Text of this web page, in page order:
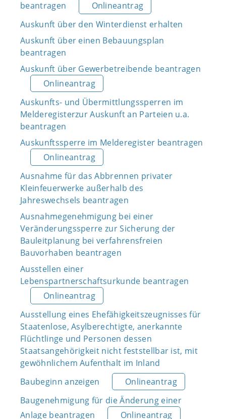
beantragen
Onlineantrag
Auskunft über den Winterdienst erhalten
Auskunft über einen Bebauungsplan
beantragen
Auskunft über Gewerbetreibende beantragen
Onlineantrag
Auskunfts- und Übermittlungssperren im
Melderegisterzur Auskunft an Parteien u.a.
beantragen
Auskunftssperre im Melderegister beantragen
Onlineantrag
Ausnahme für das Abbrennen privater
Kleinfeuerwerke außerhalb des
Jahreswechsels beantragen
Ausnahmegenehmigung bei einer
Veränderungssperre zur Sicherung der
Bauleitplanung bei verfahrensfreien
Bauvorhaben beantragen
Ausstellen einer
Lebenspartnerschaftsurkunde beantragen
Onlineantrag
Ausstellung eines Ehefähigkeitszeugnisses für
Staatenlose, Asylberechtigte, anerkannte
Flüchtlinge und Personen dessen
Staatsangehörigkeit nicht feststellbar ist, mit
gewöhnlichem Aufenthalt im Inland
Baubeginn anzeigen
Onlineantrag
Baugenehmigung für die Änderung einer
Anlage beantragen
Onlineantrag